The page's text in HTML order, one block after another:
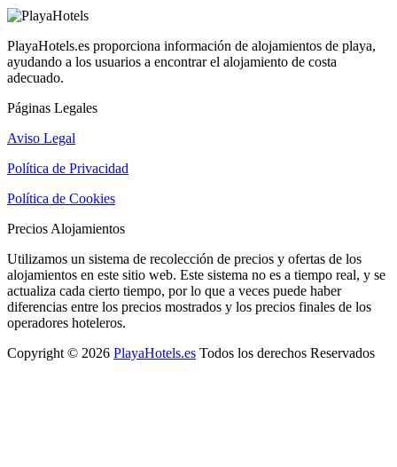
PlayaHotels.es proporciona información de alojamientos de playa,
ayudando a los usuarios a encontrar el alojamiento de costa
adecuado.
Páginas Legales
Aviso Legal
Política de Privacidad
Política de Cookies
Precios Alojamientos
Utilizamos un sistema de recolección de precios y ofertas de los
alojamientos en este sitio web. Este sistema no es a tiempo real, y se
actualiza cada cierto tiempo, por lo que a veces puede haber
diferencias entre los precios mostrados y los precios finales de los
operadores hoteleros.
Copyright © 2026 PlayaHotels.es Todos los derechos Reservados